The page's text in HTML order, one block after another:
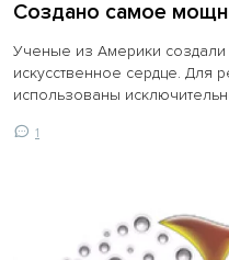
Создано самое
Ученые из Америки
искусственное сердце. Для
использованы
1